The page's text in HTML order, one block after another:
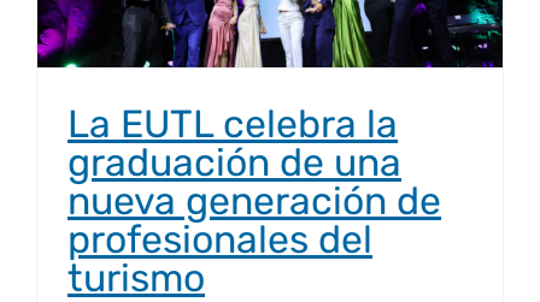
La EUTL celebra la
graduación de una
nueva generación de
profesionales del
turismo